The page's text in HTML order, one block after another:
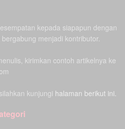
kepada siapapun dengan
menjadi kontributor.
kirimkan contoh artikelnya ke
kunjungi halaman berikut ini.